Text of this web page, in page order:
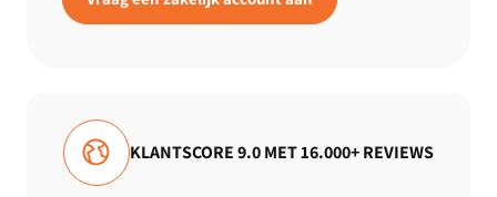
9.0 MET 16.000+ REVIEWS GRATIS